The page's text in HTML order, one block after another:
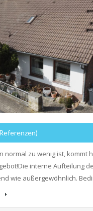
normal zu wenig ist, kommt
interne Aufteilung
wie außergewöhnlich.